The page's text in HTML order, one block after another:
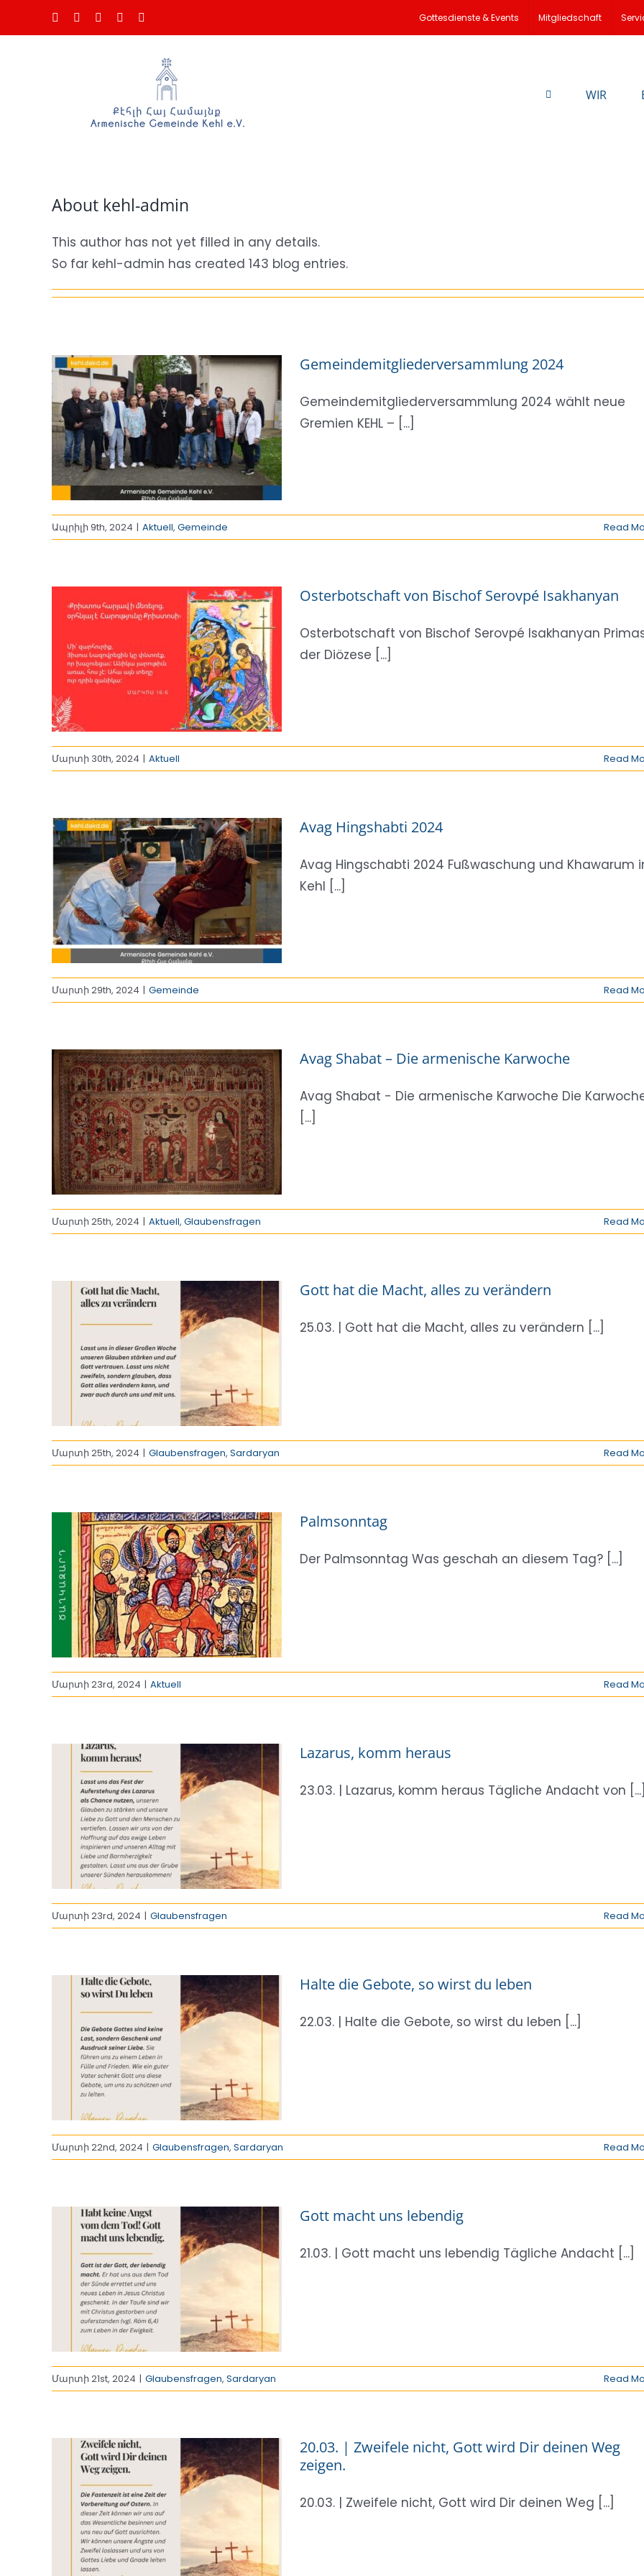
to
FacebookInstagram
SpotifyYouTube Gottesdienste & Events Mitgliedschaft
WIR
About kehl-admin
This author has not yet filled in any details.
So far kehl-admin has created 143 blog entries.
Gemeindemitgliederversammlung 2024
Gemeindemitgliederversammlung 2024 wählt neue
Gremien KEHL – [...]
Ապրիլի 9th, 2024 | Aktuell, Gemeinde Read
Osterbotschaft von Bischof Serovpé Isakhanyan
Osterbotschaft von Bischof Serovpé Isakhanyan
der Diözese [...]
Մարտի 30th, 2024 | Aktuell Read
Avag Hingshabti 2024
Avag Hingschabti 2024 Fußwaschung und Khawarum
Kehl [...]
Մարտի 29th, 2024 | Gemeinde Read
Avag Shabat – Die armenische Karwoche
Avag Shabat - Die armenische Karwoche Die
[...]
Մարտի 25th, 2024 | Aktuell, Glaubensfragen Read
Gott hat die Macht, alles zu verändern
25.03. | Gott hat die Macht, alles zu verändern [...]
Մարտի 25th, 2024 | Glaubensfragen, Sardaryan Read
Palmsonntag
Der Palmsonntag Was geschah an diesem Tag? [...]
Մարտի 23rd, 2024 | Aktuell Read
Lazarus, komm heraus
23.03. | Lazarus, komm heraus Tägliche Andacht von
Մարտի 23rd, 2024 | Glaubensfragen Read
Halte die Gebote, so wirst du leben
22.03. | Halte die Gebote, so wirst du leben [...]
Մարտի 22nd, 2024 | Glaubensfragen, Sardaryan Read
Gott macht uns lebendig
21.03. | Gott macht uns lebendig Tägliche Andacht [...]
Մարտի 21st, 2024 | Glaubensfragen, Sardaryan Read
20.03. | Zweifele nicht, Gott wird Dir deinen Weg
zeigen.
20.03. | Zweifele nicht, Gott wird Dir deinen Weg [...]